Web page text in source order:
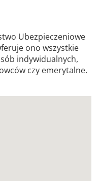
Ubezpieczeniowe
ono wszystkie
indywidualnych,
czy emerytalne.